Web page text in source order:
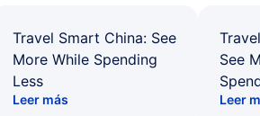
Travel Smart China: See
More While Spending
Less
Leer más
See
Leer